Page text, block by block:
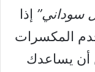
سوداني” إذا
المكسرات
أن يساعدك